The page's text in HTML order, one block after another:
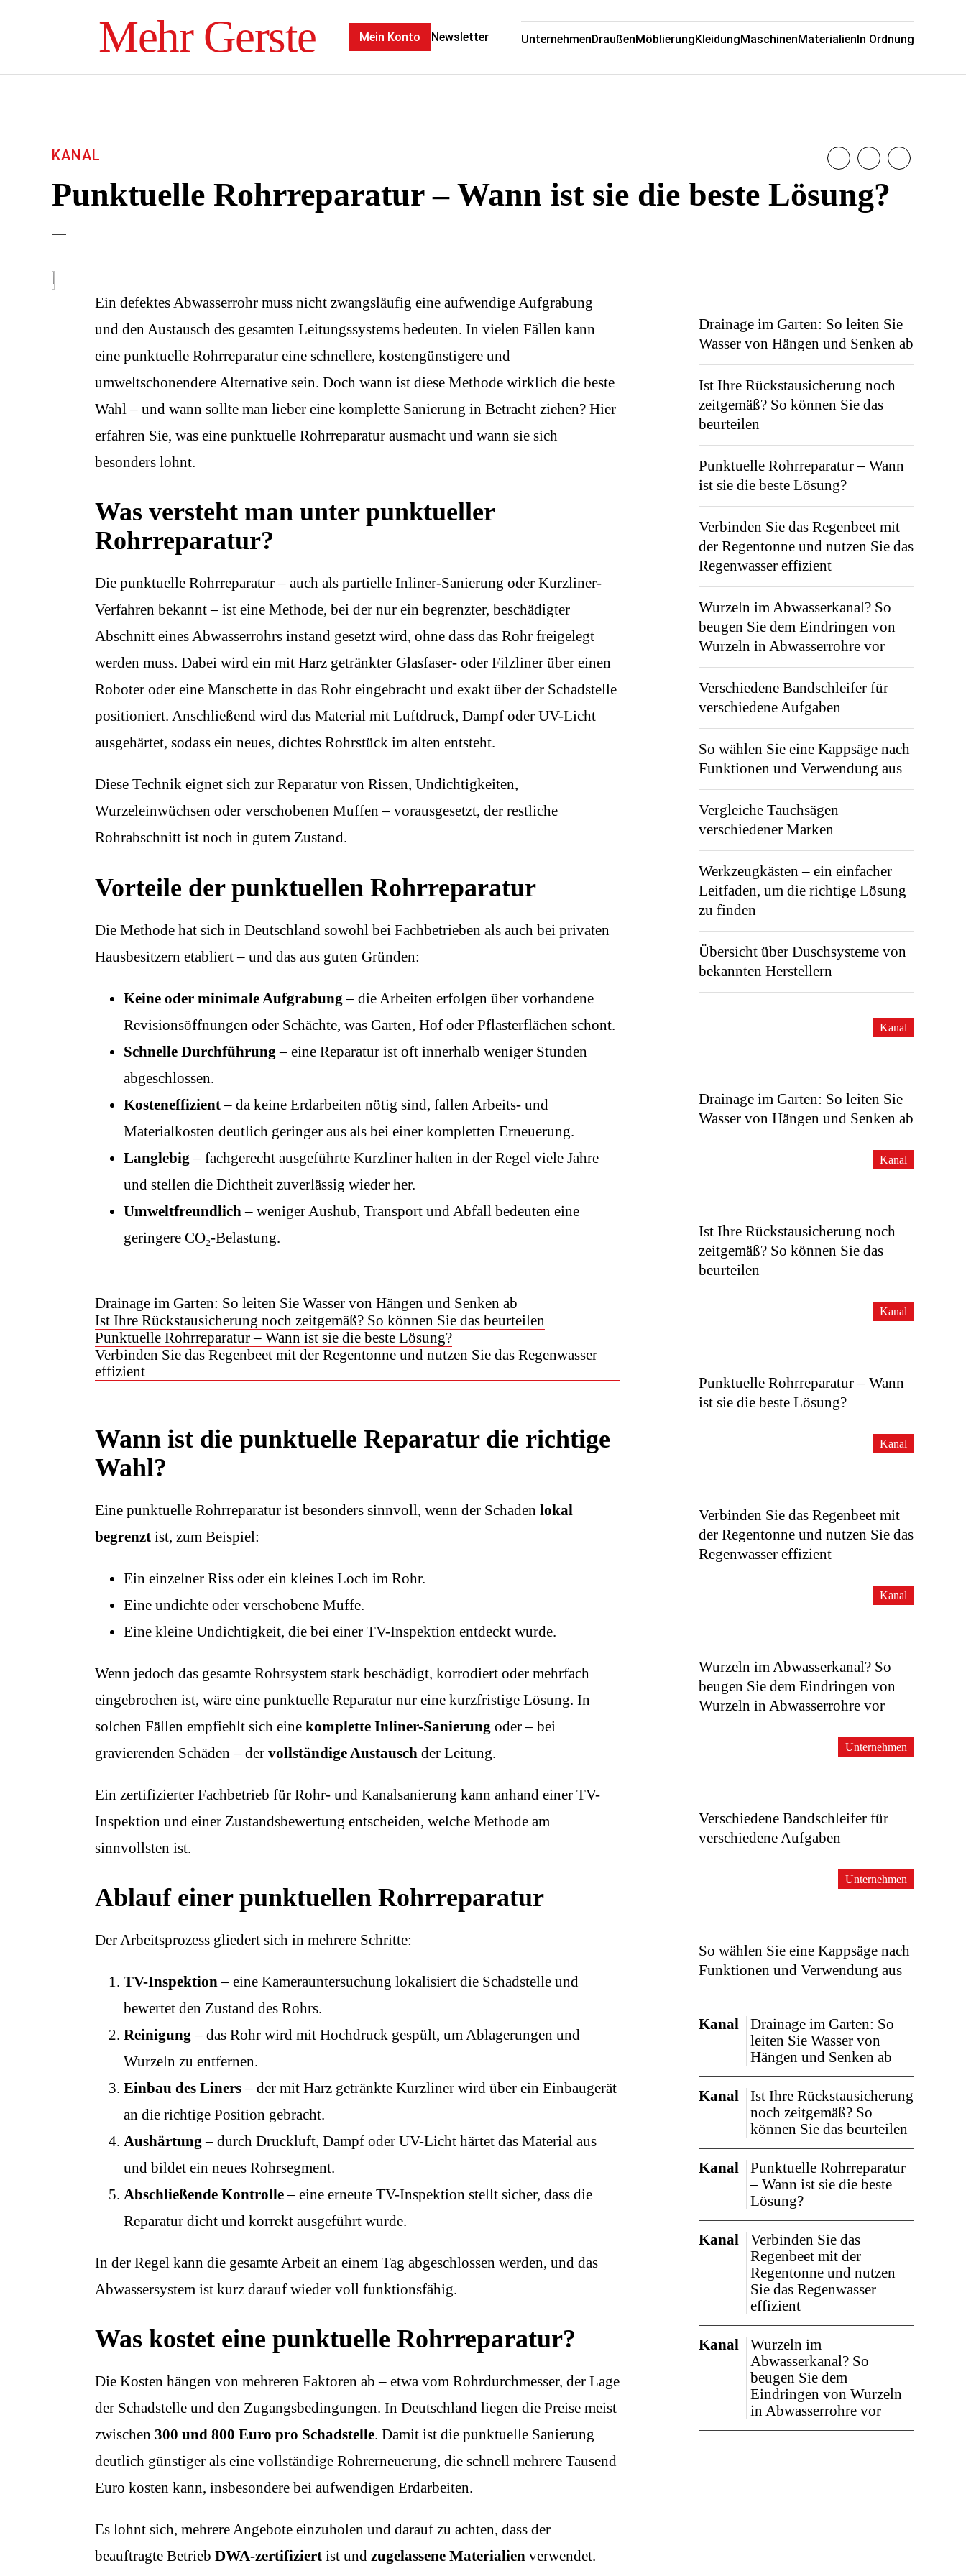
Mehr Gerste UnternehmenDraußenMöblierungKleidungMaschinenMaterialienIn Ordnung
Mein Konto Newsletter
Punktuelle Rohrreparatur – Wann ist sie die beste Lösung?
KANAL
Ein defektes Abwasserrohr muss nicht zwangsläufig eine aufwendige Aufgrabung
und den Austausch des gesamten Leitungssystems bedeuten. In vielen Fällen kann
eine punktuelle Rohrreparatur eine schnellere, kostengünstigere und
umweltschonendere Alternative sein. Doch wann ist diese Methode wirklich die beste
Wahl – und wann sollte man lieber eine komplette Sanierung in Betracht ziehen? Hier
erfahren Sie, was eine punktuelle Rohrreparatur ausmacht und wann sie sich
besonders lohnt.
Was versteht man unter punktueller
Rohrreparatur?
Die punktuelle Rohrreparatur – auch als partielle Inliner-Sanierung oder Kurzliner-
Verfahren bekannt – ist eine Methode, bei der nur ein begrenzter, beschädigter
Abschnitt eines Abwasserrohrs instand gesetzt wird, ohne dass das Rohr freigelegt
werden muss. Dabei wird ein mit Harz getränkter Glasfaser- oder Filzliner über einen
Roboter oder eine Manschette in das Rohr eingebracht und exakt über der Schadstelle
positioniert. Anschließend wird das Material mit Luftdruck, Dampf oder UV-Licht
ausgehärtet, sodass ein neues, dichtes Rohrstück im alten entsteht.
Diese Technik eignet sich zur Reparatur von Rissen, Undichtigkeiten,
Wurzeleinwüchsen oder verschobenen Muffen – vorausgesetzt, der restliche
Rohrabschnitt ist noch in gutem Zustand.
Vorteile der punktuellen Rohrreparatur
Die Methode hat sich in Deutschland sowohl bei Fachbetrieben als auch bei privaten
Hausbesitzern etabliert – und das aus guten Gründen:
Keine oder minimale Aufgrabung – die Arbeiten erfolgen über vorhandene
Revisionsöffnungen oder Schächte, was Garten, Hof oder Pflasterflächen schont.
Schnelle Durchführung – eine Reparatur ist oft innerhalb weniger Stunden
abgeschlossen.
Kosteneffizient– da keine Erdarbeiten nötig sind, fallen Arbeits- und
Materialkosten deutlich geringer aus als bei einer kompletten Erneuerung.
Langlebig – fachgerecht ausgeführte Kurzliner halten in der Regel viele Jahre
und stellen die Dichtheit zuverlässig wieder her.
Umweltfreundlich – weniger Aushub, Transport und Abfall bedeuten eine
geringere CO₂-Belastung.
Drainage im Garten: So leiten Sie Wasser von Hängen und Senken ab
Ist Ihre Rückstausicherung noch zeitgemäß? So können Sie das beurteilen
Punktuelle Rohrreparatur – Wann ist sie die beste Lösung?
Verbinden Sie das Regenbeet mit der Regentonne und nutzen Sie das Regenwasser
effizient
Wann ist die punktuelle Reparatur die richtige
Wahl?
Eine punktuelle Rohrreparatur ist besonders sinnvoll, wenn der Schaden lokal
begrenzt ist, zum Beispiel:
Ein einzelner Riss oder ein kleines Loch im Rohr.
Eine undichte oder verschobene Muffe.
Eine kleine Undichtigkeit, die bei einer TV-Inspektion entdeckt wurde.
Wenn jedoch das gesamte Rohrsystem stark beschädigt, korrodiert oder mehrfach
eingebrochen ist, wäre eine punktuelle Reparatur nur eine kurzfristige Lösung. In
solchen Fällen empfiehlt sich eine komplette Inliner-Sanierung oder – bei
gravierenden Schäden – der vollständige Austausch der Leitung.
Ein zertifizierter Fachbetrieb für Rohr- und Kanalsanierung kann anhand einer TV-
Inspektion und einer Zustandsbewertung entscheiden, welche Methode am
sinnvollsten ist.
Ablauf einer punktuellen Rohrreparatur
Der Arbeitsprozess gliedert sich in mehrere Schritte:
TV-Inspektion– eine Kamerauntersuchung lokalisiert die Schadstelle und
bewertet den Zustand des Rohrs.
Reinigung – das Rohr wird mit Hochdruck gespült, um Ablagerungen und
Wurzeln zu entfernen.
Einbau des Liners– der mit Harz getränkte Kurzliner wird über ein Einbaugerät
an die richtige Position gebracht.
Aushärtung – durch Druckluft, Dampf oder UV-Licht härtet das Material aus
und bildet ein neues Rohrsegment.
Abschließende Kontrolle– eine erneute TV-Inspektion stellt sicher, dass die
Reparatur dicht und korrekt ausgeführt wurde.
In der Regel kann die gesamte Arbeit an einem Tag abgeschlossen werden, und das
Abwassersystem ist kurz darauf wieder voll funktionsfähig.
Was kostet eine punktuelle Rohrreparatur?
Die Kosten hängen von mehreren Faktoren ab – etwa vom Rohrdurchmesser, der Lage
der Schadstelle und den Zugangsbedingungen. In Deutschland liegen die Preise meist
zwischen 300 und 800 Euro pro Schadstelle. Damit ist die punktuelle Sanierung
deutlich günstiger als eine vollständige Rohrerneuerung, die schnell mehrere Tausend
Euro kosten kann, insbesondere bei aufwendigen Erdarbeiten.
Es lohnt sich, mehrere Angebote einzuholen und darauf zu achten, dass der
beauftragte Betrieb DWA-zertifiziert ist und zugelassene Materialien verwendet.
Drainage im Garten: So leiten Sie
Wasser von Hängen und Senken ab
Ist Ihre Rückstausicherung noch
zeitgemäß? So können Sie das
beurteilen
Punktuelle Rohrreparatur – Wann
ist sie die beste Lösung?
Verbinden Sie das Regenbeet mit
der Regentonne und nutzen Sie das
Regenwasser effizient
Wurzeln im Abwasserkanal? So
beugen Sie dem Eindringen von
Wurzeln in Abwasserrohre vor
Verschiedene Bandschleifer für
verschiedene Aufgaben
So wählen Sie eine Kappsäge nach
Funktionen und Verwendung aus
Vergleiche Tauchsägen
verschiedener Marken
Werkzeugkästen – ein einfacher
Leitfaden, um die richtige Lösung
zu finden
Übersicht über Duschsysteme von
bekannten Herstellern
Drainage im Garten: So leiten Sie
Wasser von Hängen und Senken ab
Kanal
Ist Ihre Rückstausicherung noch
zeitgemäß? So können Sie das
beurteilen
Kanal
Punktuelle Rohrreparatur – Wann
ist sie die beste Lösung?
Kanal
Verbinden Sie das Regenbeet mit
der Regentonne und nutzen Sie das
Regenwasser effizient
Kanal
Wurzeln im Abwasserkanal? So
beugen Sie dem Eindringen von
Wurzeln in Abwasserrohre vor
Kanal
Verschiedene Bandschleifer für
verschiedene Aufgaben
Unternehmen
So wählen Sie eine Kappsäge nach
Funktionen und Verwendung aus
Unternehmen
Drainage im Garten: So
leiten Sie Wasser von
Hängen und Senken ab
Kanal
Ist Ihre Rückstausicherung
noch zeitgemäß? So
können Sie das beurteilen
Kanal
Punktuelle Rohrreparatur
– Wann ist sie die beste
Lösung?
Kanal
Verbinden Sie das
Regenbeet mit der
Regentonne und nutzen
Sie das Regenwasser
effizient
Kanal
Wurzeln im
Abwasserkanal? So
beugen Sie dem
Eindringen von Wurzeln
in Abwasserrohre vor
Kanal